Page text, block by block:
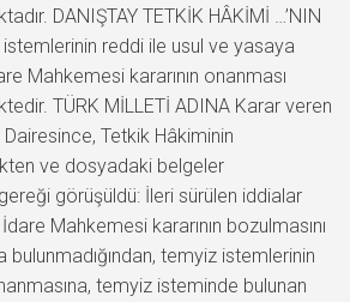
DANIŞTAY TETKİK HÂKİMİ …’NIN
istemlerinin reddi ile usul ve yasaya
Mahkemesi kararının onanması
TÜRK MİLLETİ ADINA Karar veren
Tetkik Hâkiminin
ve dosyadaki belgeler
görüşüldü: İleri sürülen iddialar
Mahkemesi kararının bozulmasını
temyiz istemlerinin
temyiz isteminde bulunan